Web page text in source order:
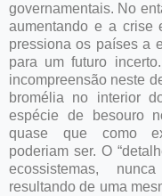
governamentais. No
aumentando e a crise
pressiona os países a
para um futuro
incompreensão neste
bromélia no interior
espécie de besouro
quase que como
poderiam ser. O
ecossistemas,
resultando de uma